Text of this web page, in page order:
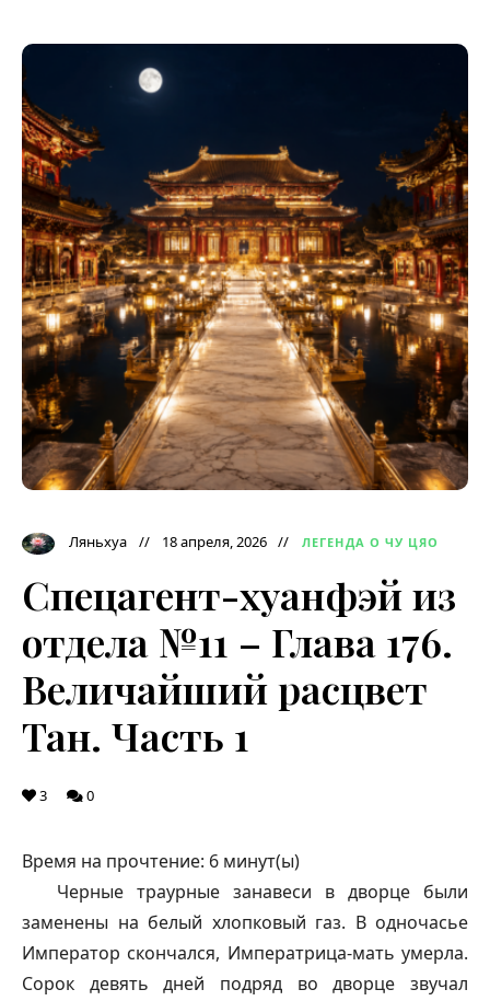
Ляньхуа 18 апреля, 2026 ЛЕГЕНДА О ЧУ ЦЯО
Спецагент-хуанфэй из
отдела №11 – Глава 176.
Величайший расцвет
Тан. Часть 1
3 0
Время на прочтение: 6 минут(ы)
Черные траурные занавеси в дворце были
заменены на белый хлопковый газ. В одночасье
Император скончался, Императрица-мать умерла.
Сорок девять дней подряд во дворце звучал